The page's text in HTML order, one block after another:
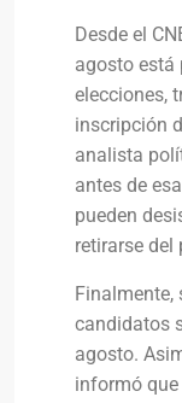
Desde el
agosto está
elecciones,
inscripción
analista
antes de
pueden
retirarse del
candidatos
agosto.
informó